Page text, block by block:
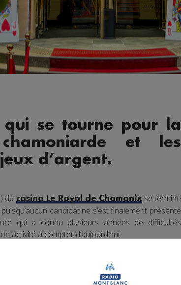
qui se tourne pour la
et les
d’argent.
du casino Le Royal de Chamonixse termine
candidat ne s’est finalement présenté
qui a connu plusieurs années de difficultés
activité à compter d’aujourd’hui.
stratégique du centre-ville ?